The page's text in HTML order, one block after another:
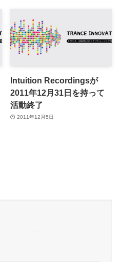
Intuition Recordingsが
2011年12月31日を持って
活動終了
2011年12月5日